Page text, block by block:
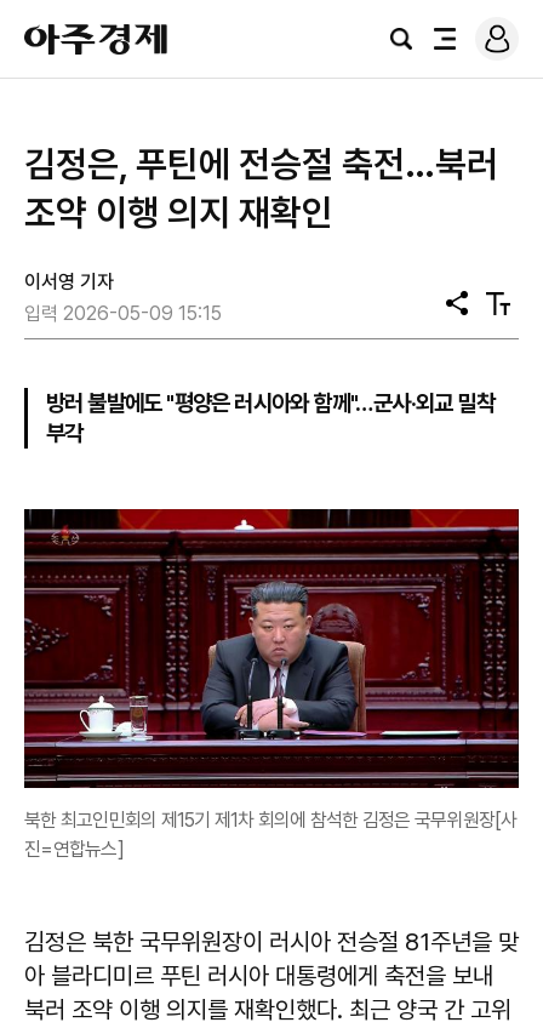
아
주
경
검
전
로
그
김정은, 푸틴에 전승절 축전…북러
조약 이행 의지 재확인
이서영 기자
입력 2026-05-09 15:15
공
유
텍
스
방러 불발에도 "평양은 러시아와 함께"…군사·외교 밀착
부각
북한 최고인민회의 제15기 제1차 회의에 참석한 김정은 국무위원장[사
진=연합뉴스]
김정은 북한 국무위원장이 러시아 전승절 81주년을 맞
아 블라디미르 푸틴 러시아 대통령에게 축전을 보내
북러 조약 이행 의지를 재확인했다. 최근 양국 간 고위